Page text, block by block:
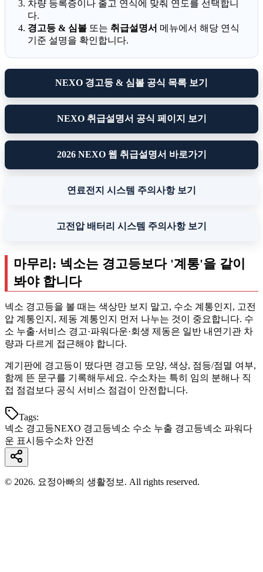
차량 등록증이나 출고 연식에 맞춰 연도를 선택합니
다.
경고등 & 심볼 또는 취급설명서 메뉴에서 해당 연식
기준 설명을 확인합니다.
NEXO 경고등 & 심볼 공식 목록 보기
NEXO 취급설명서 공식 페이지 보기
2026 NEXO 웹 취급설명서 바로가기
연료전지 시스템 주의사항 보기
고전압 배터리 시스템 주의사항 보기
마무리: 넥소는 경고등보다 '계통'을 같이
봐야 합니다
넥소 경고등을 볼 때는 색상만 보지 말고, 수소 계통인지, 고전
압 계통인지, 제동 계통인지 먼저 나누는 것이 중요합니다. 수
소 누출·서비스 경고·파워다운·회생 제동은 일반 내연기관 차
량과 다르게 접근해야 합니다.
계기판에 경고등이 떴다면 경고등 모양, 색상, 점등/점멸 여부,
함께 뜬 문구를 기록해두세요. 수소차는 특히 임의 분해나 직
접 점검보다 공식 서비스 점검이 안전합니다.
Tags:
넥소 경고등NEXO 경고등넥소 수소 누출 경고등넥소 파워다
운 표시등수소차 안전
© 2026. 요정아빠의 생활정보. All rights reserved.